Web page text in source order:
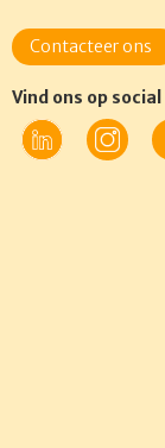
Contacteer ons
Vind ons op